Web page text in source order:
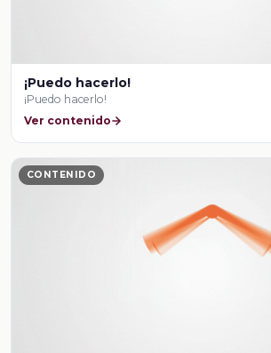
¡Puedo hacerlo!
¡Puedo hacerlo!
Ver contenido
CONTENIDO